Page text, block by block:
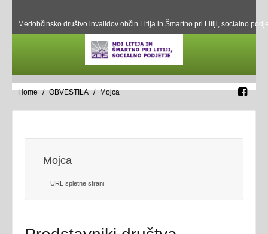
Medobčinsko društvo invalidov občin Litija in Šmartno pri Litiji, socialno
Home OBVESTILA Mojca
Mojca
URL spletne strani: